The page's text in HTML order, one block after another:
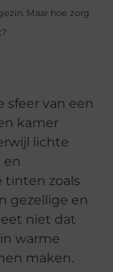
Maar hoe zorg
sfeer van een
kamer
lichte
en
tinten zoals
gezellige en
niet dat
warme
maken.